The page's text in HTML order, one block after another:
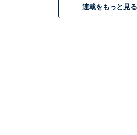
連載をもっと見る